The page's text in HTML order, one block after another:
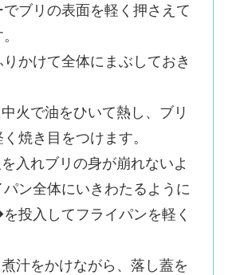
でブリの表面を軽く押さえて
かけて全体にまぶしておき
火で油をひいて熱し、ブリ
焼き目をつけます。
入れブリの身が崩れないよ
パン全体にいきわたるように
投入してフライパンを軽く
汁をかけながら、落し蓋を